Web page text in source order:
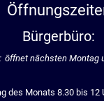
Bürgerbüro:
Öffnungs- oder
öffnet nächsten Montag
des Monats 8.30 bis